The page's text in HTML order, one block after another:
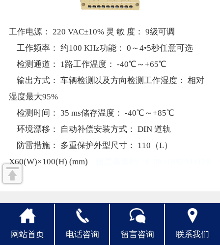
人才招聘
联系我们
工作电源： 220 VAC±10% 灵 敏 度： 9级可调
工作频率： 约100 KHz功能： 0～4•5秒任意可选
检测通道： 1路工作温度： -40℃～+65℃
输出方式： 车辆检测以及方向检测工作湿度： 相对
湿度最大95%
检测时间： 35 ms储存温度： -40℃～+85℃
环境漂移： 自动补偿安装方式： DIN 道轨
防雷措施： 多重保护外型尺寸： 110（L）
X60(W)×100(H) (mm)
网站首页 电话咨询 留言咨询 联系我们